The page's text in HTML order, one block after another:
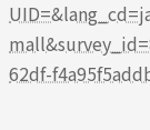
62df-